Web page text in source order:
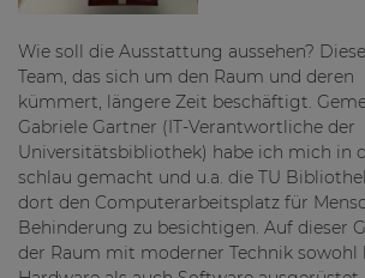
Wie soll die Ausstattung aussehen?
Team, das sich um den Raum und
kümmert, längere Zeit beschäftigt.
Gabriele Gartner (IT-Verantwortliche der
Universitätsbibliothek) habe ich mich in
schlau gemacht und u.a. die TU
dort den Computerarbeitsplatz für
Behinderung zu besichtigen. Auf dieser
der Raum mit moderner Technik sowohl